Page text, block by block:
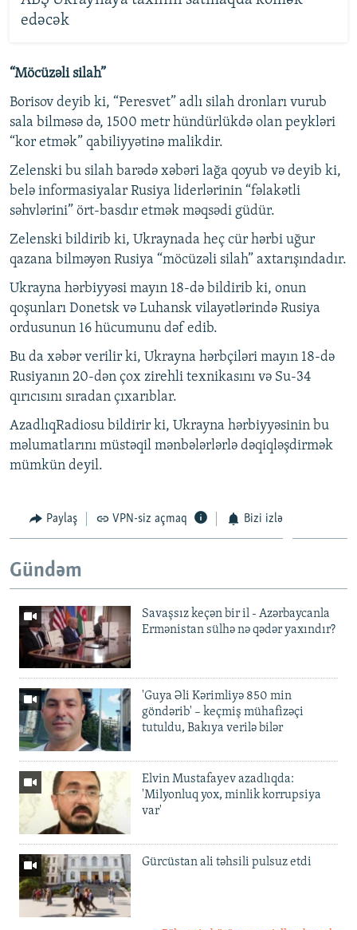
edəcək
“Möcüzəli silah”
Borisov deyib ki, “Peresvet” adlı silah dronları vurub
sala bilməsə də, 1500 metr hündürlükdə olan peykləri
“kor etmək” qabiliyyətinə malikdir.
Zelenski bu silah barədə xəbəri lağa qoyub və deyib ki,
belə informasiyalar Rusiya liderlərinin “fəlakətli
səhvlərini” ört-basdır etmək məqsədi güdür.
Zelenski bildirib ki, Ukraynada heç cür hərbi uğur
qazana bilməyən Rusiya “möcüzəli silah” axtarışındadır.
Ukrayna hərbiyyəsi mayın 18-də bildirib ki, onun
qoşunları Donetsk və Luhansk vilayətlərində Rusiya
ordusunun 16 hücumunu dəf edib.
Bu da xəbər verilir ki, Ukrayna hərbçiləri mayın 18-də
Rusiyanın 20-dən çox zirehli texnikasını və Su-34
qırıcısını sıradan çıxarıblar.
AzadlıqRadiosu bildirir ki, Ukrayna hərbiyyəsinin bu
məlumatlarını müstəqil mənbələrlərlə dəqiqləşdirmək
mümkün deyil.
Paylaş VPN-siz açmaq Bizi izlə
Gündəm
Savaşsız keçən bir il - Azərbaycanla
Ermənistan sülhə nə qədər yaxındır?
'Guya Əli Kərimliyə 850 min
göndərib' – keçmiş mühafizəçi
tutuldu, Bakıya verilə bilər
Elvin Mustafayev azadlıqda:
'Milyonluq yox, minlik korrupsiya
var'
Gürcüstan ali təhsili pulsuz etdi